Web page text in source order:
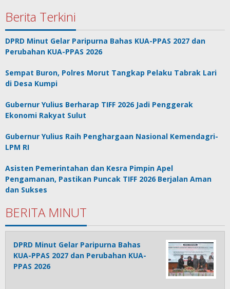
Berita Terkini
DPRD Minut Gelar Paripurna Bahas KUA-PPAS 2027 dan
Perubahan KUA-PPAS 2026
Sempat Buron, Polres Morut Tangkap Pelaku Tabrak Lari
di Desa Kumpi
Gubernur Yulius Berharap TIFF 2026 Jadi Penggerak
Ekonomi Rakyat Sulut
Gubernur Yulius Raih Penghargaan Nasional Kemendagri-
LPM RI
Asisten Pemerintahan dan Kesra Pimpin Apel
Pengamanan, Pastikan Puncak TIFF 2026 Berjalan Aman
dan Sukses
BERITA MINUT
DPRD Minut Gelar Paripurna Bahas
KUA-PPAS 2027 dan Perubahan KUA-
PPAS 2026